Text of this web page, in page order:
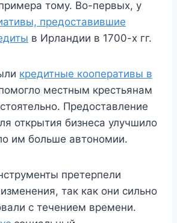
тому. Во-первых, у
предоставившие
в Ирландии в 1700-х гг.
кредитные кооперативы в
местным крестьянам
Предоставление
открытия бизнеса улучшило
им больше автономии.
претерпели
так как они сильно
с течением времени.